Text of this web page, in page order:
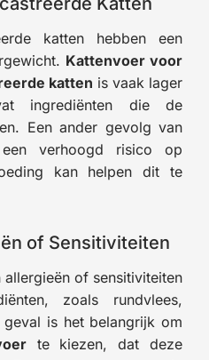
katten hebben een
Kattenvoer voor
katten is vaak lager
ingrediënten die de
Een ander gevolg van
een verhoogd risico op
kan helpen dit te
of Sensitiviteiten
of sensitiviteiten
zoals rundvlees,
is het belangrijk om
te kiezen, dat deze